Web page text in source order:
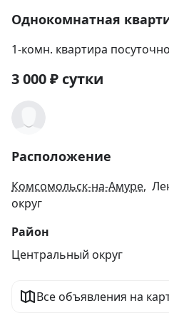
1
6
Однокомнатная
1-комн. квартира посуточно
3 000₽ сутки
Расположение
Комсомольск-на-Амуре,
округ
Район
Центральный округ
Все объявления на